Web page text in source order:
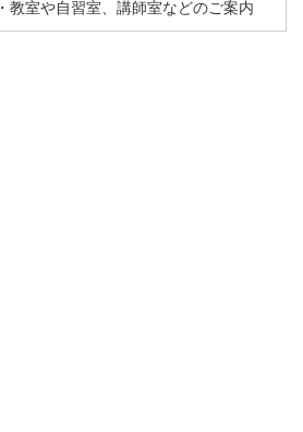
・教室や自習室、講師室などのご案内